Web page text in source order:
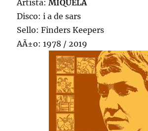
Artista:MIQUELA
Disco: i a de sars
Sello: Finders Keepers
AÃ±o: 1978 / 2019